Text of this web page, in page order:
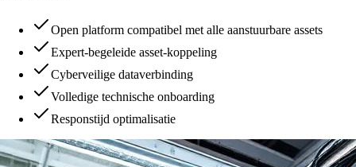
Open platform compatibel met alle aanstuurbare assets
Expert-begeleide asset-koppeling
Cyberveilige dataverbinding
Volledige technische onboarding
Responstijd optimalisatie